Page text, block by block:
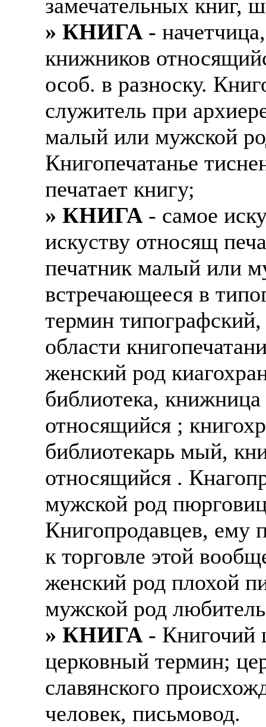
замечательных книг,
» КНИГА-
книжников
особ. в разноску.
служитель при
малый или мужской
Книгопечатанье
печатает книгу;
» КНИГА- самое
искуству относящ
печатник малый или
встречающееся в
термин
области
женский род
библиотека,
относящийся ;
библиотекарь мый,
относящийся .
мужской род
Книгопродавцев, ему
к торговле этой
женский род плохой
мужской род
» КНИГА- Книгочий
церковный термин;
славянского
человек, письмовод.